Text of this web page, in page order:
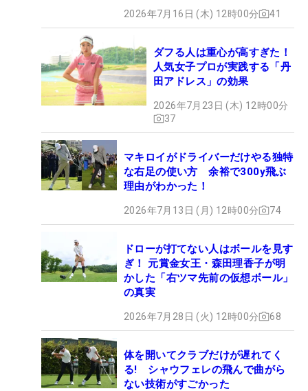
2026年7月16日 (木) 12時00分 41
ダフる人は重心が高すぎた！
人気女子プロが実践する「丹
田アドレス」の効果
2026年7月23日 (木) 12時00分
37
マキロイがドライバーだけやる独特
な右足の使い方 余裕で300y飛ぶ
理由がわかった！
2026年7月13日 (月) 12時00分 74
ドローが打てない人はボールを見す
ぎ！ 元賞金女王・森田理香子が明
かした「右ツマ先前の仮想ボール」
の真実
2026年7月28日 (火) 12時00分 68
体を開いてクラブだけが遅れてく
る! シャウフェレの飛んで曲がら
ない技術がすごかった